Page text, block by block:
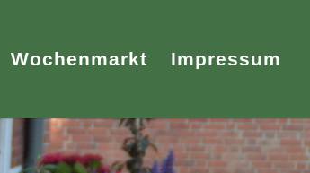
Wochenmarkt Impressum